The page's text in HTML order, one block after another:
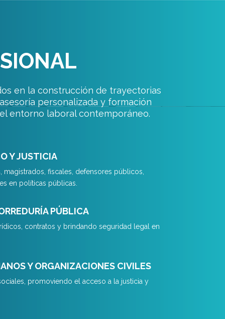
en la construcción de trayectorias
personalizada y formación
entorno laboral contemporáneo.
Y JUSTICIA
magistrados, fiscales, defensores públicos,
en políticas públicas.
PÚBLICA
contratos y brindando seguridad legal en
Y ORGANIZACIONES CIVILES
promoviendo el acceso a la justicia y